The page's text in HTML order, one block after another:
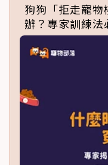
狗狗「拒走寵
辦？專家訓練法